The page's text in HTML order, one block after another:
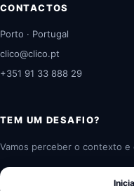
CONTACTOS
Porto · Portugal
clico@clico.pt
+351 91 33 888 29
TEM UM DESAFIO?
Vamos perceber o contexto